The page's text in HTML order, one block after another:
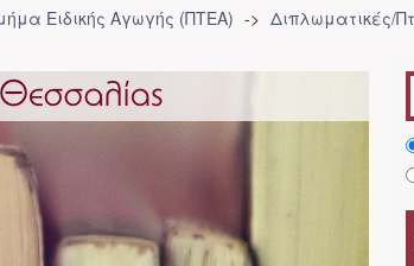
Ειδικής Αγωγής (ΠΤΕΑ)
Διπλωματικές/